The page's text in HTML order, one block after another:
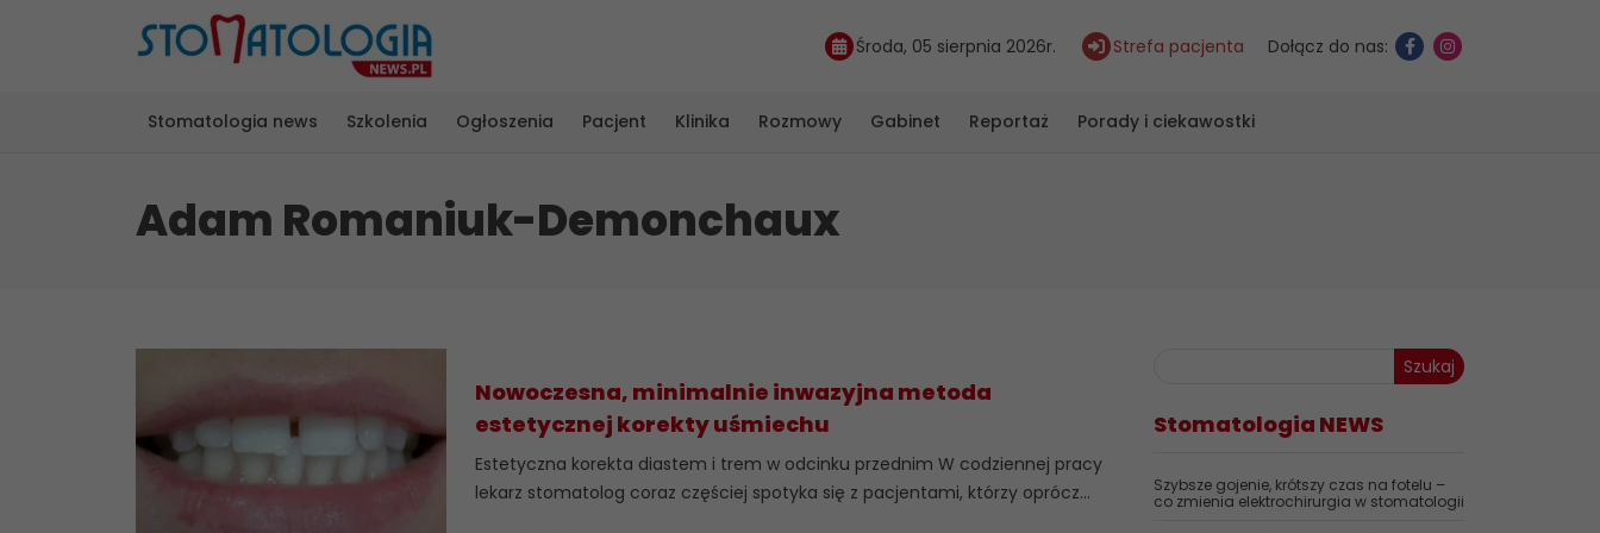
Środa, 05 sierpnia 2026r. Strefa pacjenta Dołącz do nas:
Stomatologia news Szkolenia Ogłoszenia Pacjent Klinika Rozmowy Gabinet Reportaż Porady i ciekawostki
Adam Romaniuk-Demonchaux
Nowoczesna, minimalnie inwazyjna metoda
estetycznej korekty uśmiechu
Estetyczna korekta diastem i trem w odcinku przednim W codziennej pracy
lekarz stomatolog coraz częściej spotyka się z pacjentami, którzy oprócz...
Szukaj
Stomatologia NEWS
Szybsze gojenie, krótszy czas na fotelu –
co zmienia elektrochirurgia w stomatologii